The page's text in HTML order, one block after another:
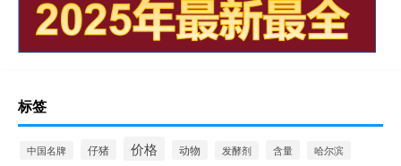
标签
中国名牌 仔猪 价格 动物 发酵剂 含量 哈尔滨